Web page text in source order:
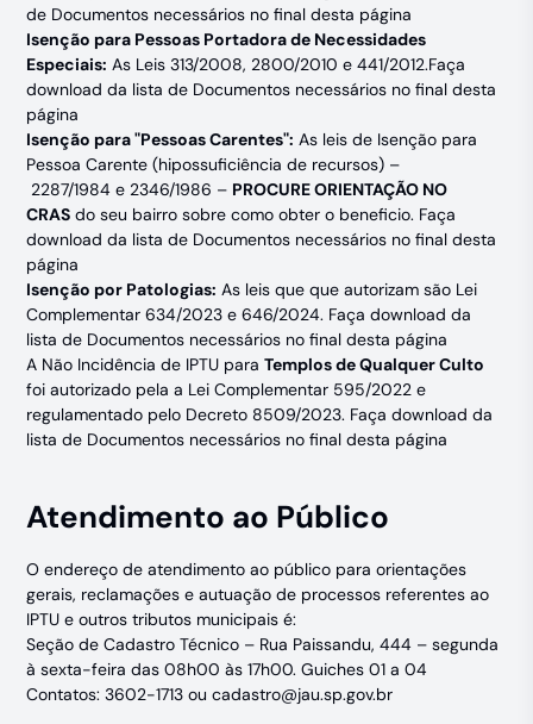
de Documentos necessários no final desta página
Isenção para Pessoas Portadora de Necessidades
Especiais: As Leis313/2008, 2800/2010 e441/2012.Faça
download da lista de Documentos necessários no final desta
página
Isenção para "Pessoas Carentes": As leis de Isenção para
Pessoa Carente (hipossuficiência de recursos) –
2287/1984 e 2346/1986 – PROCURE ORIENTAÇÃO NO
CRAS do seu bairro sobre como obter o beneficio. Faça
download da lista de Documentos necessários no final desta
página
Isenção por Patologias: As leis que que autorizam são Lei
Complementar 634/2023 e 646/2024. Faça download da
lista de Documentos necessários no final desta página
A Não Incidência de IPTU paraTemplos de Qualquer Culto
foi autorizado pela a Lei Complementar 595/2022 e
regulamentado pelo Decreto 8509/2023. Faça download da
lista de Documentos necessários no final desta página
Atendimento ao Público
O endereço de atendimento ao público para orientações
gerais, reclamações e autuação de processos referentes ao
IPTU e outros tributos municipais é:
Seção de Cadastro Técnico – Rua Paissandu, 444 – segunda
à sexta-feira das 08h00 às 17h00. Guiches 01 a 04
Contatos: 3602-1713 oucadastro@jau.sp.gov.br